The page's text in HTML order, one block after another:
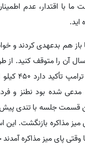
ما با اقتدار، عدم
باز هم بدعهدی کردند و
اجازه فعالیت هسته ای می دهیم اما باید ۲۰
کرده و با
شده بود نطنز و
میز مذاکره بازنگشت.